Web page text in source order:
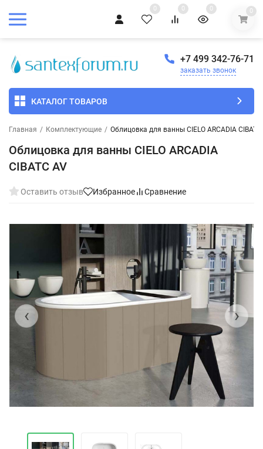
0 0 0 0
+7 499 342-76-71
заказать звонок
КАТАЛОГ ТОВАРОВ
Главная / Комплектующие / Облицовка для ванны CIELO ARCADIA CIBATC
Облицовка для ванны CIELO ARCADIA
CIBATC AV
Оставить отзыв Избранное Сравнение
‹ ›